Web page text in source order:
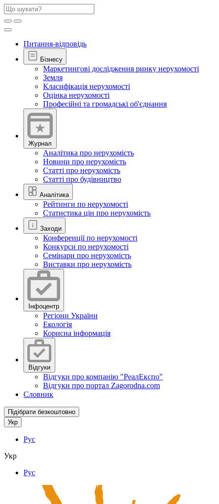
Питання-відповідь
Бізнесу
Маркетингові дослідження ринку нерухомості
Земля
Класифікація нерухомості
Оцінка нерухомості
Професійні та громадські об'єднання
Журнал
Аналітика про нерухомість
Новини про нерухомість
Статті про нерухомість
Статті про будівництво
Аналітика
Рейтинги по нерухомості
Статистика цін про нерухомість
Заходи
Конференції по нерухомості
Конкурси по нерухомості
Семінари про нерухомість
Виставки про нерухомість
Інфоцентр
Регіони України
Екологія
Корисна інформація
Відгуки
Відгуки про компанію "РеалЕкспо"
Відгуки про портал Zagorodna.com
Словник
Підібрати безкоштовно
Укр
Рус
Укр
Рус